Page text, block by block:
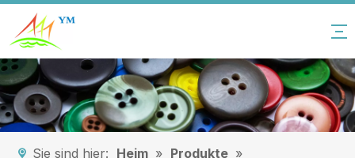
Sie sind hier: Heim » Produkte »